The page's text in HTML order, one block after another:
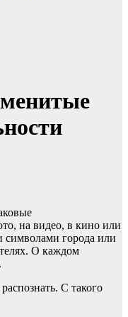
на видео, в кино или
символами города или
О каждом
С такого